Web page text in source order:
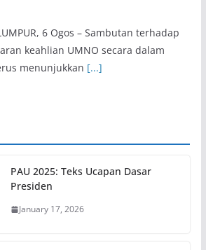
6 Ogos – Sambutan terhadap
keahlian UMNO secara dalam
menunjukkan [...]
PAU 2025: Teks Ucapan Dasar
Presiden
January 17, 2026